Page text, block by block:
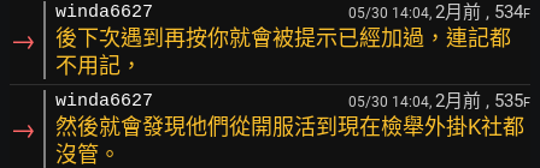
→
winda6627 05/30 14:04, 2月前 , 534F
後下次遇到再按你就會被提示已經加過，連記都
不用記，
→
winda6627 05/30 14:04, 2月前 , 535F
然後就會發現他們從開服活到現在檢舉外掛K社都
沒管。